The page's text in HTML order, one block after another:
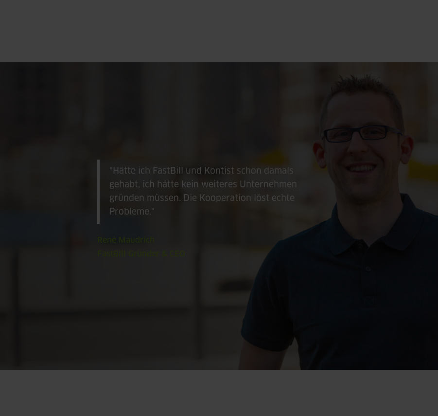
"Hätte ich FastBill und Kontist schon damals
gehabt, ich hätte kein weiteres Unternehmen
gründen müssen. Die Kooperation löst echte
Probleme."
FastBill Gründer & CEO